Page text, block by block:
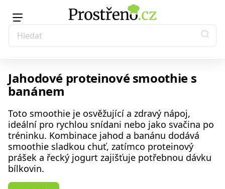
Jahodové proteinové smoothie s
banánem
Toto smoothie je osvěžující a zdravý nápoj,
ideální pro rychlou snídani nebo jako svačina po
tréninku. Kombinace jahod a banánu dodává
smoothie sladkou chuť, zatímco proteinový
prášek a řecký jogurt zajišťuje potřebnou dávku
bílkovin.